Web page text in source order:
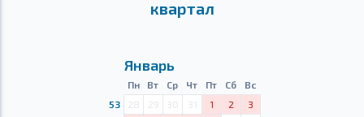
квартал
Январь
Пн Вт Ср Чт Пт Сб
Вс
53
28 29 30 31 1 2
3